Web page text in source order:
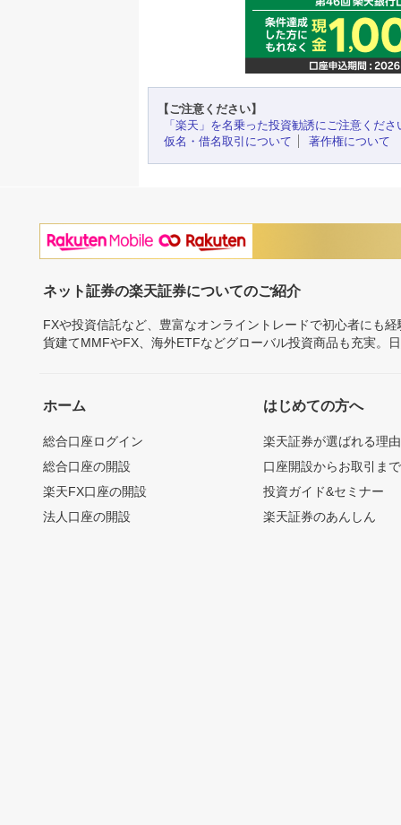
【ご注意ください】
「楽天」を名乗った投資勧誘にご注意くださ
仮名・借名取引について
著作権について
ネット証券の楽天証券についてのご紹介
FXや投資信託など、豊富なオンライントレードで初心者にも
貨建てMMFやFX、海外ETFなどグローバル投資商品も充実。
ホーム
総合口座ログイン
総合口座の開設
楽天FX口座の開設
法人口座の開設
はじめての方へ
楽天証券が選ばれる理由
口座開設からお取引ま
投資ガイド&セミナー
楽天証券のあんしん